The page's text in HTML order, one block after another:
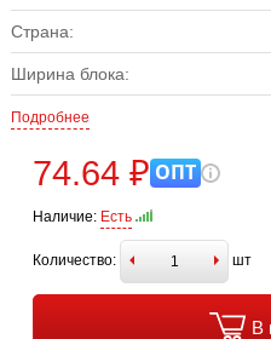
Страна:
Ширина блока:
Подробнее
74.64 ₽ ОПТ
Наличие: Есть
Количество: шт
В